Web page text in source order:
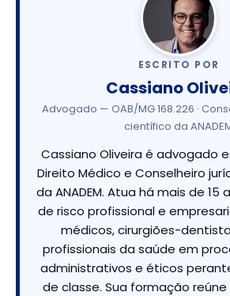
ESCRITO POR
Cassiano
Advogado — OAB/MG 168.226 ·
científico da
Cassiano Oliveira é advogado
Direito Médico e Conselheiro
da ANADEM. Atua há mais de
de risco profissional e
médicos, cirurgiões-
profissionais da saúde em
administrativos e éticos
de classe. Sua formação